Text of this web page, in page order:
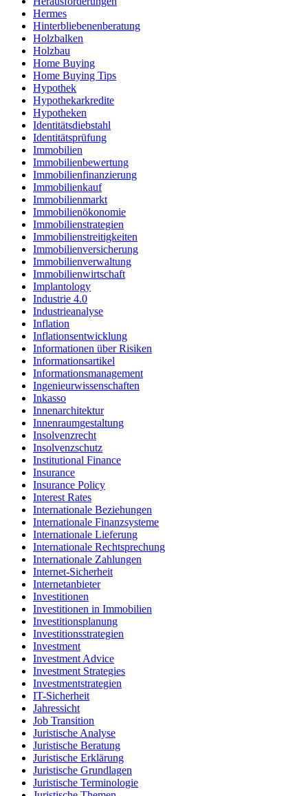
Hermes
Hinterbliebenenberatung
Holzbalken
Holzbau
Home Buying
Home Buying Tips
Hypothek
Hypothekarkredite
Hypotheken
Identitätsdiebstahl
Identitätsprüfung
Immobilien
Immobilienbewertung
Immobilienfinanzierung
Immobilienkauf
Immobilienmarkt
Immobilienökonomie
Immobilienstrategien
Immobilienstreitigkeiten
Immobilienversicherung
Immobilienverwaltung
Immobilienwirtschaft
Implantology
Industrie 4.0
Industrieanalyse
Inflation
Inflationsentwicklung
Informationen über Risiken
Informationsartikel
Informationsmanagement
Ingenieurwissenschaften
Inkasso
Innenarchitektur
Innenraumgestaltung
Insolvenzrecht
Insolvenzschutz
Institutional Finance
Insurance
Insurance Policy
Interest Rates
Internationale Beziehungen
Internationale Finanzsysteme
Internationale Lieferung
Internationale Rechtsprechung
Internationale Zahlungen
Internet-Sicherheit
Internetanbieter
Investitionen
Investitionen in Immobilien
Investitionsplanung
Investitionsstrategien
Investment
Investment Advice
Investment Strategies
Investmentstrategien
IT-Sicherheit
Jahressicht
Job Transition
Juristische Analyse
Juristische Beratung
Juristische Erklärung
Juristische Grundlagen
Juristische Terminologie